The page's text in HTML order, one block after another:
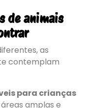
de animais
as
contemplam
para crianças
amplas e